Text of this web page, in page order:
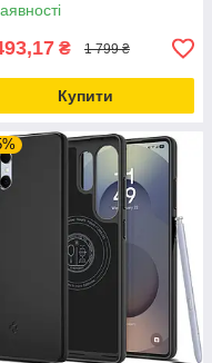
₴ 1 799 ₴
Купити